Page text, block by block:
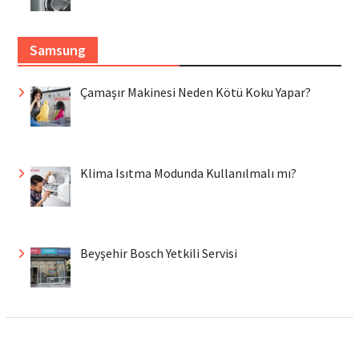
Samsung
Çamaşır Makinesi Neden Kötü Koku Yapar?
Klima Isıtma Modunda Kullanılmalı mı?
Beyşehir Bosch Yetkili Servisi